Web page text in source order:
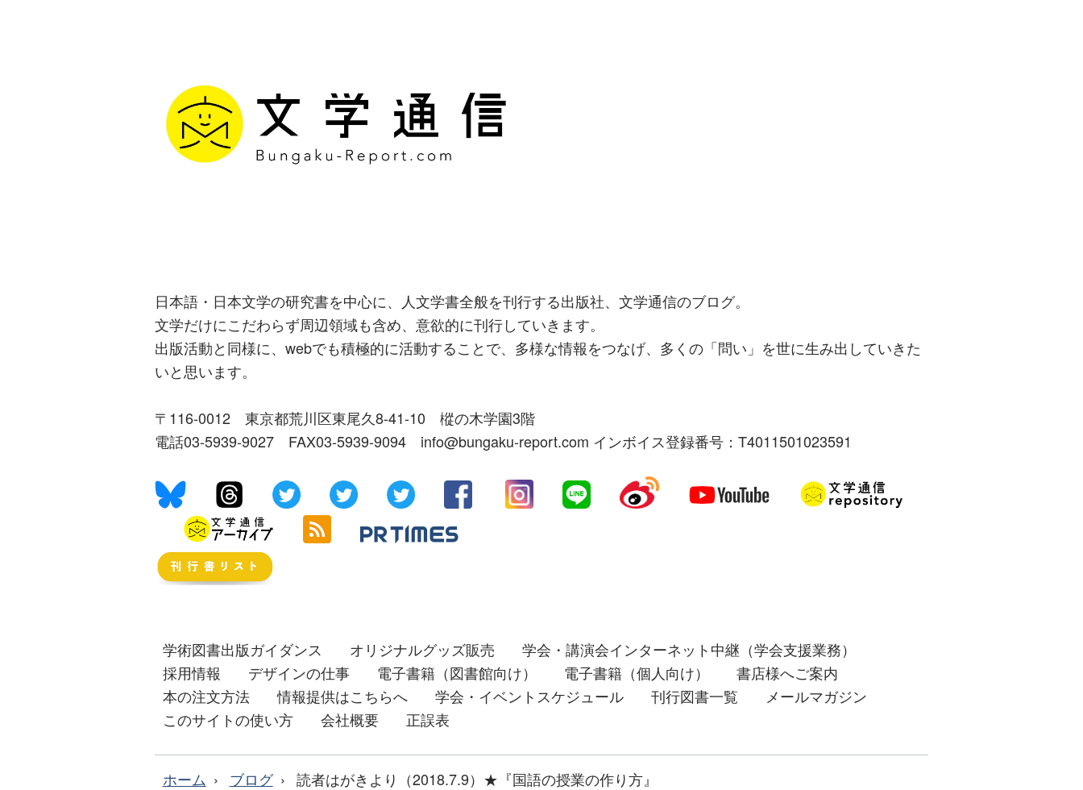
日本語・日本文学の研究書を中心に、人文学書全般を刊行する出版社、文学通信のブログ。
文学だけにこだわらず周辺領域も含め、意欲的に刊行していきます。
出版活動と同様に、webでも積極的に活動することで、多様な情報をつなげ、多くの「問い」を世に生み出していきた
いと思います。
〒116-0012 東京都荒川区東尾久8-41-10 樅の木学園3階
電話03-5939-9027 FAX03-5939-9094 info@bungaku-report.com インボイス登録番号：T4011501023591
学術図書出版ガイダンス オリジナルグッズ販売
学会・講演会インターネット中継（学会支援業務）
採用情報
デザインの仕事 電子書籍（図書館向け） 電子書籍（個人向け）
書店様へご案内
本の注文方法
情報提供はこちらへ 学会・イベントスケジュール 刊行図書一覧
メールマガジン
このサイトの使い方
会社概要 正誤表
ホーム ブログ 読者はがきより（2018.7.9）★『国語の授業の作り方』